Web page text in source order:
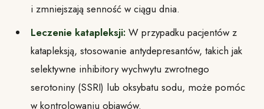
i zmniejszają senność w ciągu dnia.
Leczenie katapleksji:W przypadku pacjentów z
katapleksją, stosowanie antydepresantów, takich jak
selektywne inhibitory wychwytu zwrotnego
serotoniny (SSRI) lub oksybatu sodu, może pomóc
w kontrolowaniu objawów.